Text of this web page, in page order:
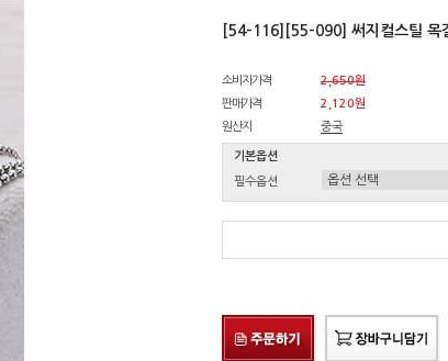
[54-116][55-090] 써지컬스틸
소비자가격
2,650원
판매가격
2,120원
원산지
중국
기본옵션
필수옵션